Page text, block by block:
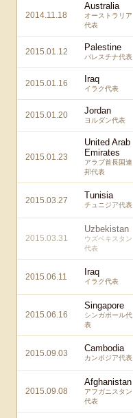
2014.11.18
Australia
オーストラリア
代表
2015.01.12 Palestine
パレスチナ代表
2015.01.16 Iraq
イラク代表
2015.01.20 Jordan
ヨルダン代表
2015.01.23
United Arab
Emirates
アラブ首長国連
邦代表
2015.03.27 Tunisia
チュニジア代表
2015.03.31
Uzbekistan
ウズベキスタン
代表
2015.06.11 Iraq
イラク代表
2015.06.16
Singapore
シンガポール代
表
2015.09.03 Cambodia
カンボジア代表
2015.09.08
Afghanistan
アフガニスタン
代表